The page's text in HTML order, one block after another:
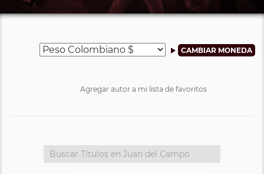
Agregar autor a mi lista de favoritos